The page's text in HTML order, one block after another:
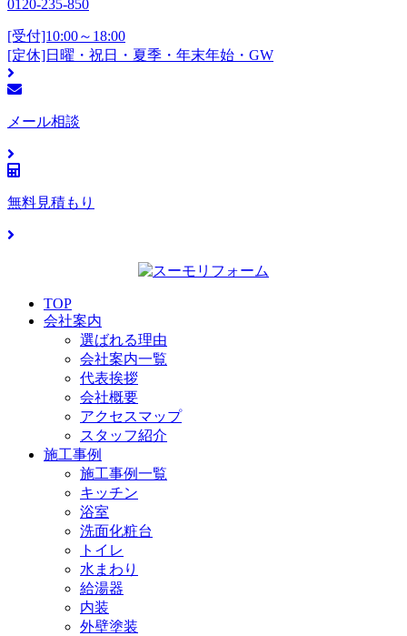
0120-235-850
[受付]10:00～18:00
[定休]日曜・祝日・夏季・年末年始・GW
メール相談
無料見積もり
TOP
会社案内
選ばれる理由
会社案内一覧
代表挨拶
会社概要
アクセスマップ
スタッフ紹介
施工事例
施工事例一覧
キッチン
浴室
洗面化粧台
トイレ
水まわり
給湯器
内装
外壁塗装